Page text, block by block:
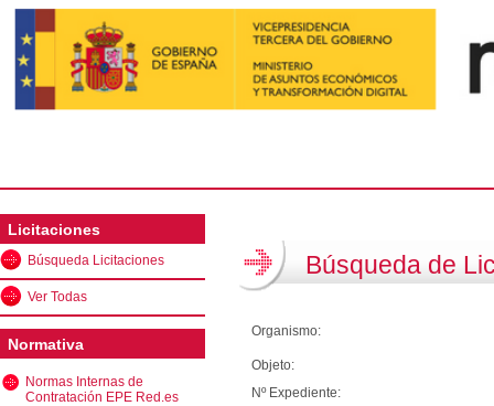
Licitaciones
Búsqueda Licitaciones
Ver Todas
Normativa
Normas Internas de
Contratación EPE Red.es
Búsqueda de
Organismo:
Objeto:
Nº Expediente: